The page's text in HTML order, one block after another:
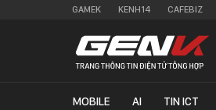
GAMEK KENH14 CAFEBIZ
MOBILE AI TIN ICT